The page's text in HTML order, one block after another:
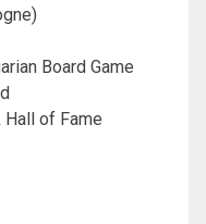
Board Game
Hall of Fame